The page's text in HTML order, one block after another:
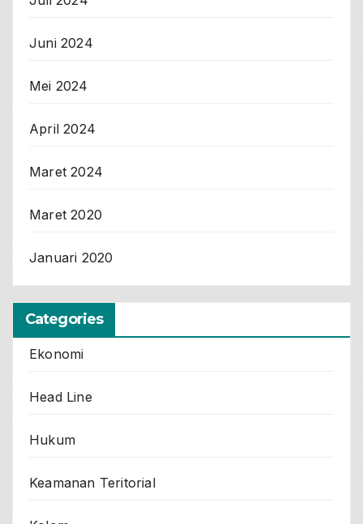
Juni 2024
Mei 2024
April 2024
Maret 2024
Maret 2020
Januari 2020
Categories
Ekonomi
Head Line
Hukum
Keamanan Teritorial